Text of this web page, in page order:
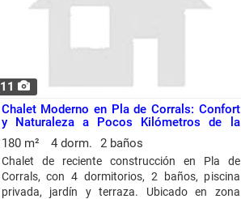
11
Chalet Moderno en Pla de Corrals: Confort
y Naturaleza a Pocos Kilómetros de la
Playa
180 m² 4 dorm. 2 baños
Chalet de reciente construcción en Pla de
Corrals, con 4 dormitorios, 2 baños, piscina
privada, jardín y terraza. Ubicado en zona